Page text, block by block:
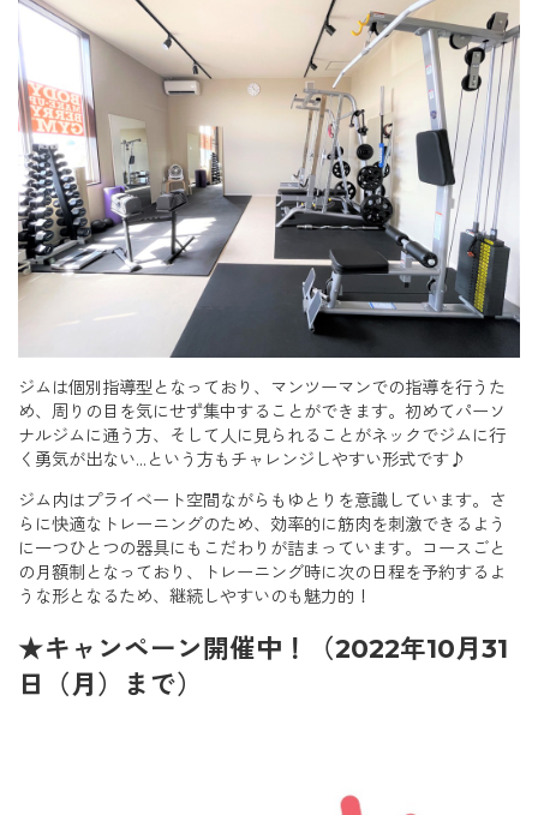
ジムは個別指導型となっており、マンツーマンでの指導を行うた
め、周りの目を気にせず集中することができます。初めてパーソ
ナルジムに通う方、そして人に見られることがネックでジムに行
く勇気が出ない…という方もチャレンジしやすい形式です♪
ジム内はプライベート空間ながらもゆとりを意識しています。さ
らに快適なトレーニングのため、効率的に筋肉を刺激できるよう
に一つひとつの器具にもこだわりが詰まっています。コースごと
の月額制となっており、トレーニング時に次の日程を予約するよ
うな形となるため、継続しやすいのも魅力的！
★キャンペーン開催中！（2022年10月31
日（月）まで）